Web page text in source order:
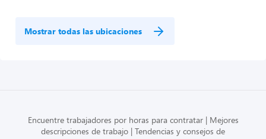
Mostrar todas las ubicaciones
Encuentre trabajadores por horas para contratar
Mejores
descripciones de trabajo Tendencias y consejos de